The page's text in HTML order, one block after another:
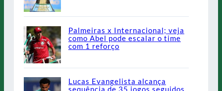
Palmeiras x Internacional; veja
como Abel pode escalar o time
com 1 reforço
Lucas Evangelista alcança
sequência de 35 jogos seguidos